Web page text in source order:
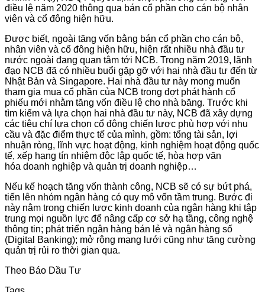
điều lệ năm 2020 thông qua bán cổ phần cho cán bộ nhân
viên và cổ đông hiện hữu.
Được biết, ngoài tăng vốn bằng bán cổ phần cho cán bộ,
nhân viên và cổ đông hiện hữu, hiện rất nhiều nhà đầu tư
nước ngoài đang quan tâm tới NCB. Trong năm 2019, lãnh
đạo NCB đã có nhiều buổi gặp gỡ với hai nhà đầu tư đến từ
Nhật Bản và Singapore. Hai nhà đầu tư này mong muốn
tham gia mua cổ phần của NCB trong đợt phát hành cổ
phiếu mới nhằm tăng vốn điều lệ cho nhà băng. Trước khi
tìm kiếm và lựa chọn hai nhà đầu tư này, NCB đã xây dựng
các tiêu chí lựa chọn cổ đông chiến lược phù hợp với nhu
cầu và đặc điểm thực tế của mình, gồm: tổng tài sản, lợi
nhuận ròng, lĩnh vực hoạt động, kinh nghiệm hoạt động quốc
tế, xếp hạng tín nhiệm độc lập quốc tế, hòa hợp văn
hóa doanh nghiệp và quản trị doanh nghiệp…
Nếu kế hoạch tăng vốn thành công, NCB sẽ có sự bứt phá,
tiến lên nhóm ngân hàng có quy mô vốn tầm trung. Bước đi
này nằm trong chiến lược kinh doanh của ngân hàng khi tập
trung mọi nguồn lực để nâng cấp cơ sở hạ tầng, công nghệ
thông tin; phát triển ngân hàng bán lẻ và ngân hàng số
(Digital Banking); mở rộng mạng lưới cũng như tăng cường
quản trị rủi ro thời gian qua.
Theo Báo Dầu Tư